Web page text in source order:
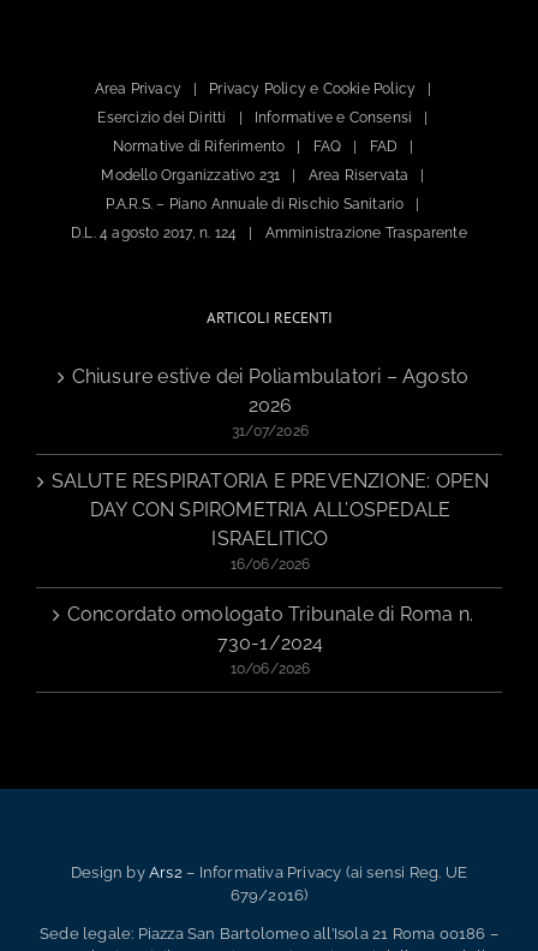
Area Privacy
Privacy Policy e Cookie Policy
Esercizio dei Diritti
Informative e Consensi
Normative di Riferimento
FAQ
FAD
Modello Organizzativo 231
Area Riservata
P.A.R.S. – Piano Annuale di Rischio Sanitario
D.L. 4 agosto 2017, n. 124
Amministrazione Trasparente
ARTICOLI RECENTI
Chiusure estive dei Poliambulatori – Agosto
2026
31/07/2026
SALUTE RESPIRATORIA E PREVENZIONE: OPEN
DAY CON SPIROMETRIA ALL’OSPEDALE
ISRAELITICO
16/06/2026
Concordato omologato Tribunale di Roma n.
730-1/2024
10/06/2026
Design byArs2– Informativa Privacy (ai sensi Reg. UE
679/2016)
Sede legale: Piazza San Bartolomeo all’Isola 21 Roma 00186 –